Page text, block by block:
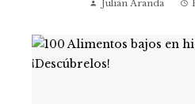
Julián Aranda